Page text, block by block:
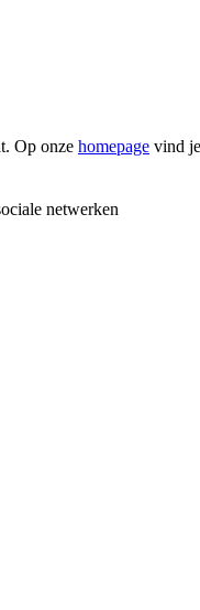
Op onze homepage vind